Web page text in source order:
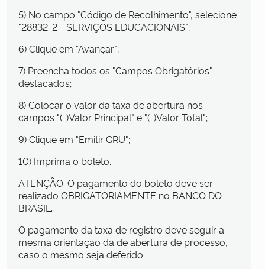
5) No campo "Código de Recolhimento", selecione
"28832-2 - SERVIÇOS EDUCACIONAIS";
6) Clique em "Avançar";
7) Preencha todos os "Campos Obrigatórios"
destacados;
8) Colocar o valor da taxa de abertura nos
campos "(=)Valor Principal" e "(=)Valor Total";
9) Clique em "Emitir GRU";
10) Imprima o boleto.
ATENÇÃO: O pagamento do boleto deve ser
realizado OBRIGATORIAMENTE no BANCO DO
BRASIL.
O pagamento da taxa de registro deve seguir a
mesma orientação da de abertura de processo,
caso o mesmo seja deferido.